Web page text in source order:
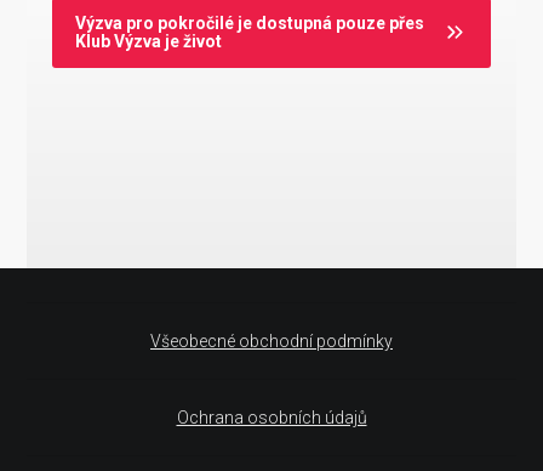
Výzva pro pokročilé je dostupná pouze přes
Klub Výzva je život
Všeobecné obchodní podmínky
Ochrana osobních údajů